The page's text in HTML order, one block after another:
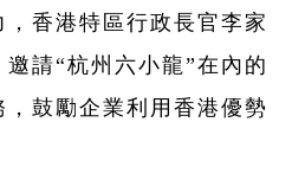
香港特區行政長官李家
請“杭州六小龍”在內的
鼓勵企業利用香港優勢